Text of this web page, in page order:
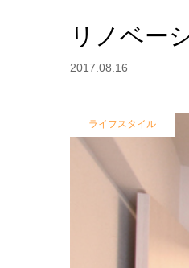
リノベー
2017.08.16
ライフスタイル